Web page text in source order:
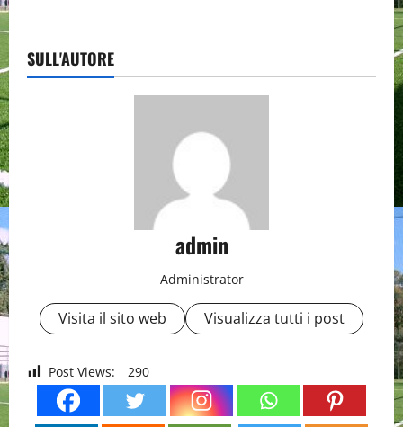
SULL'AUTORE
admin
Administrator
Visita il sito web Visualizza tutti i post
Post Views: 290